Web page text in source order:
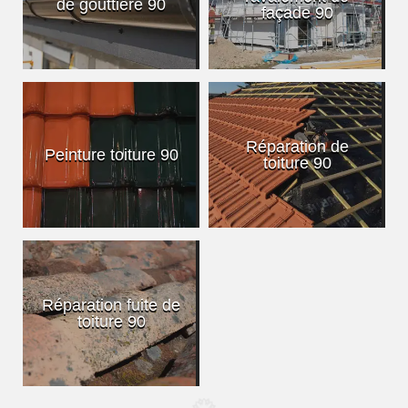
de gouttière 90
façade 90
Peinture toiture 90
Réparation de
toiture 90
Réparation fuite de
toiture 90